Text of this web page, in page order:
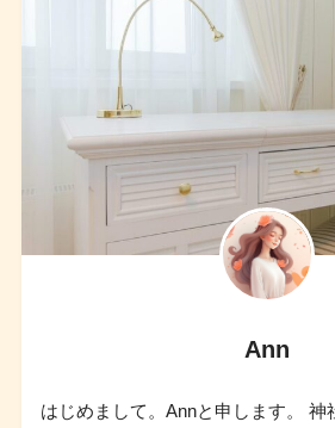
Ann
はじめまして。Annと申します。 神